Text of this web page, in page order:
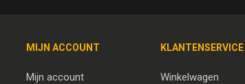
MIJN ACCOUNT
Mijn account
KLANTENSERVICE
Winkelwagen